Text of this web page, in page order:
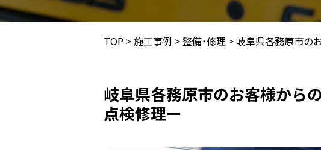
TOP >施工事例 >整備・修理 >岐阜県各務原市の
岐阜県各務原市のお客様から
点検修理ー